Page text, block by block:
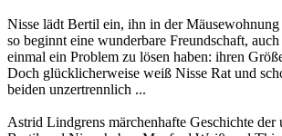
Nisse lädt Bertil ein, ihn in der Mäusewohnung
so beginnt eine wunderbare Freundschaft,
einmal ein Problem zu lösen haben: ihren
Doch glücklicherweise weiß Nisse Rat und
beiden unzertrennlich ...
Astrid Lindgrens märchenhafte Geschichte der